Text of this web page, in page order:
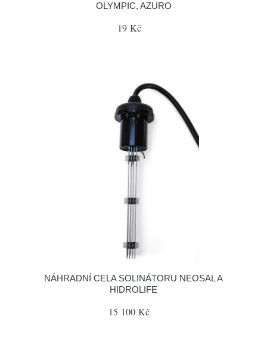
OLYMPIC, AZURO
19 Kč
NÁHRADNÍ CELA SOLINÁTORU NEOSAL A
HIDROLIFE
15 100 Kč